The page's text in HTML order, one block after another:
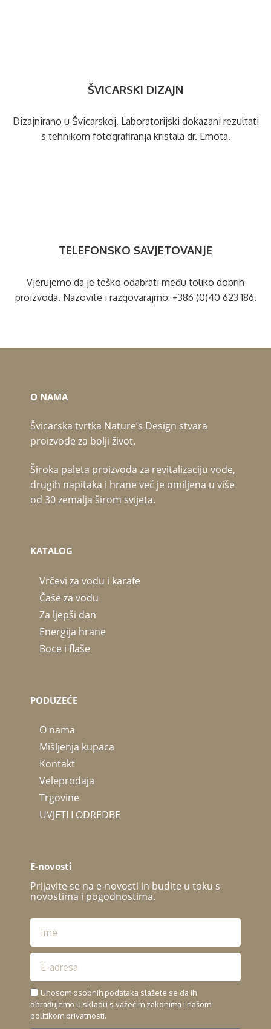
ŠVICARSKI DIZAJN
Dizajnirano u Švicarskoj. Laboratorijski dokazani rezultati
s tehnikom fotografiranja kristala dr. Emota.
TELEFONSKO SAVJETOVANJE
Vjerujemo da je teško odabrati među toliko dobrih
proizvoda. Nazovite i razgovarajmo: +386 (0)40 623 186.
O NAMA
Švicarska tvrtka Nature’s Design stvara
proizvode za bolji život.
Široka paleta proizvoda za revitalizaciju vode,
drugih napitaka i hrane već je omiljena u više
od 30 zemalja širom svijeta.
KATALOG
Vrčevi za vodu i karafe
Čaše za vodu
Za ljepši dan
Energija hrane
Boce i flaše
PODUZEĆE
O nama
Mišljenja kupaca
Kontakt
Veleprodaja
Trgovine
UVJETI I ODREDBE
E-novosti
Prijavite se na e-novosti in budite u toku s
novostima i pogodnostima.
Unosom osobnih podataka slažete se da ih
obrađujemo u skladu s važećim zakonima i našom
politikom privatnosti.